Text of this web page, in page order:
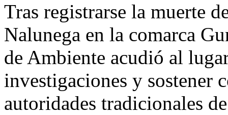
Tras registrarse la muerte
Nalunega en la comarca
de Ambiente acudió al
investigaciones y sostener
autoridades tradicionales